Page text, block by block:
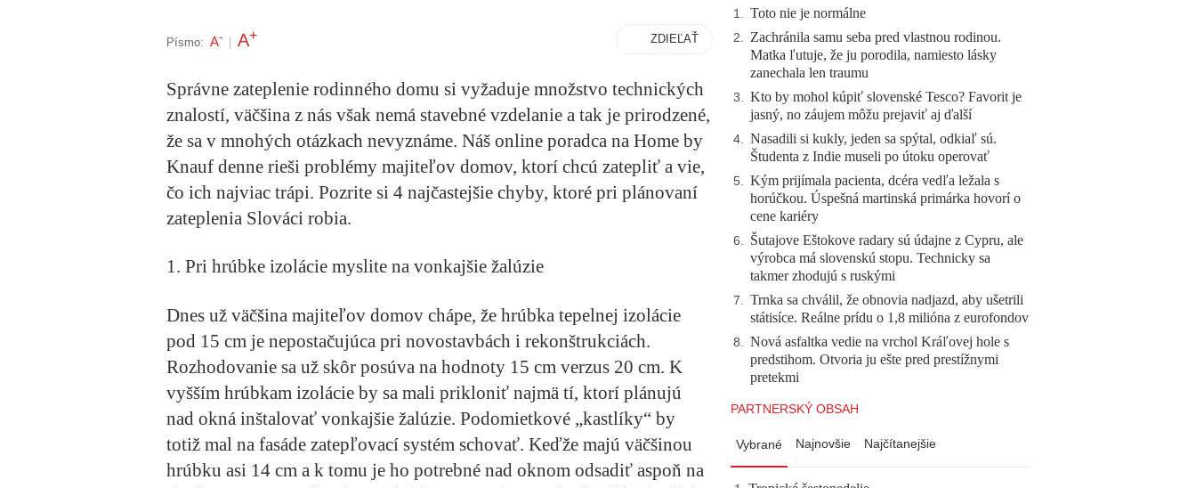
Písmo: A- A+ ZDIEĽAŤ
Správne zateplenie rodinného domu si vyžaduje množstvo technických
znalostí, väčšina z nás však nemá stavebné vzdelanie a tak je prirodzené,
že sa v mnohých otázkach nevyznáme. Náš online poradca na Home by
Knauf denne rieši problémy majiteľov domov, ktorí chcú zatepliť a vie,
čo ich najviac trápi. Pozrite si 4 najčastejšie chyby, ktoré pri plánovaní
zateplenia Slováci robia.
1. Pri hrúbke izolácie myslite na vonkajšie žalúzie
Dnes už väčšina majiteľov domov chápe, že hrúbka tepelnej izolácie
pod 15 cm je nepostačujúca pri novostavbách i rekonštrukciách.
Rozhodovanie sa už skôr posúva na hodnoty 15 cm verzus 20 cm. K
vyšším hrúbkam izolácie by sa mali prikloniť najmä tí, ktorí plánujú
nad okná inštalovať vonkajšie žalúzie. Podomietkové „kastlíky“ by
totiž mal na fasáde zatepľovací systém schovať. Keďže majú väčšinou
hrúbku asi 14 cm a k tomu je ho potrebné nad oknom odsadiť aspoň na
1. Toto nie je normálne
2. Zachránila samu seba pred vlastnou rodinou.
Matka ľutuje, že ju porodila, namiesto lásky
zanechala len traumu
3. Kto by mohol kúpiť slovenské Tesco? Favorit je
jasný, no záujem môžu prejaviť aj ďalší
4. Nasadili si kukly, jeden sa spýtal, odkiaľ sú.
Študenta z Indie museli po útoku operovať
5. Kým prijímala pacienta, dcéra vedľa ležala s
horúčkou. Úspešná martinská primárka hovorí o
cene kariéry
6. Šutajove Eštokove radary sú údajne z Cypru, ale
výrobca má slovenskú stopu. Technicky sa
takmer zhodujú s ruskými
7. Trnka sa chválil, že obnovia nadjazd, aby ušetrili
státisíce. Reálne prídu o 1,8 milióna z eurofondov
8. Nová asfaltka vedie na vrchol Kráľovej hole s
predstihom. Otvoria ju ešte pred prestížnymi
pretekmi
PARTNERSKÝ OBSAH
Vybrané Najnovšie Najčítanejšie